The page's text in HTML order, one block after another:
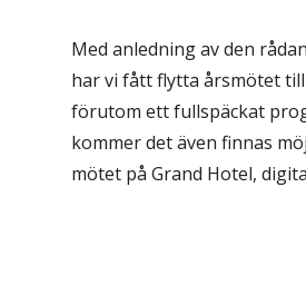
Med anledning av den
har vi fått flytta årsmötet
förutom ett fullspäckat
kommer det även finnas
mötet på Grand Hotel,